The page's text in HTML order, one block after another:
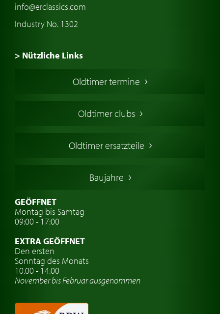
info@erclassics.com
Industry No. 1302
> Nützliche Links
Oldtimers in Europa
Englische Oldtimer
Deutsche Oldtimer
Schwedische Oldtimer
Oldtimer mit h-kennzeichen
Auto Oldtimer Markt
Oldtimer-Versicherung
Oldtimer-Clubs
Oldtimer-Reisen
Oldtimer termine
Oldtimer clubs
Oldtimer ersatzteile
Baujahre
GEÖFFNET
Montag bis Samtag
09:00 - 17:00
EXTRA GEÖFFNET
Den ersten
Sonntag des Monats
10.00 - 14.00
November bis Februar ausgenommen